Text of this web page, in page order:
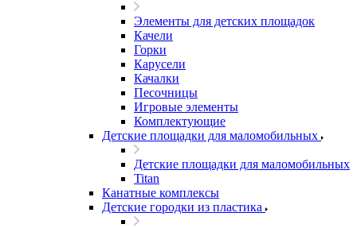
Элементы для детских площадок
Качели
Горки
Карусели
Качалки
Песочницы
Игровые элементы
Комплектующие
Детские площадки для маломобильных
Детские площадки для маломобильных
Titan
Канатные комплексы
Детские городки из пластика